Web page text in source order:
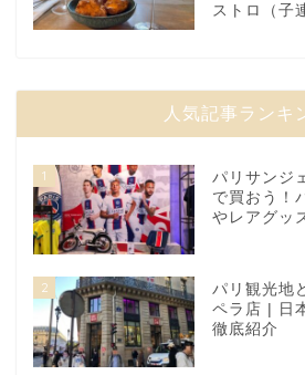
ストロ（子
人気記事ランキ
1
パリサンジ
で買おう！
やレアグッ
2
パリ観光地
ペラ店 | 日
徹底紹介